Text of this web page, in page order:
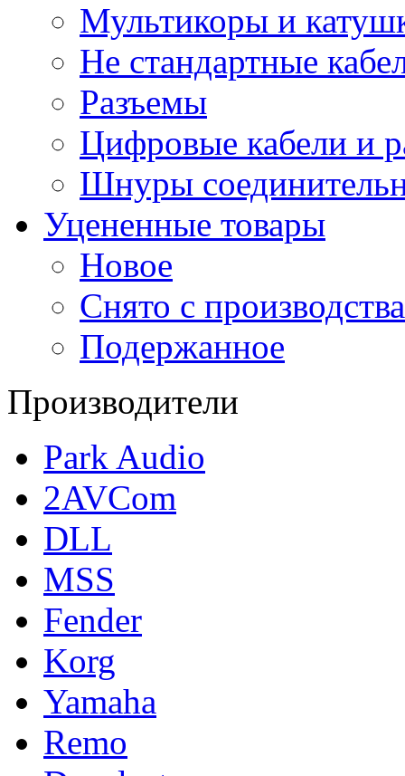
Мультикоры и
Не стандартные
Разъемы
Цифровые кабели и
Шнуры
Уцененные товары
Новое
Снято с производства
Подержанное
Производители
Park Audio
2AVCom
DLL
MSS
Fender
Korg
Yamaha
Remo